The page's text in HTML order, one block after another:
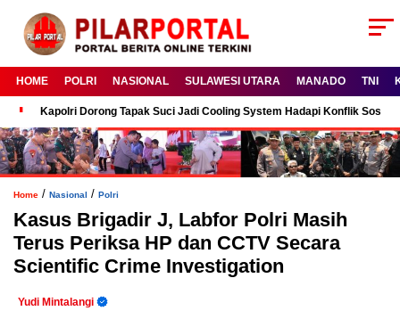
HOME POLRI NASIONAL SULAWESI UTARA MANADO TNI
Kapolri Dorong Tapak Suci Jadi Cooling System Hadapi Konflik Sosial
Home / Nasional / Polri
Kasus Brigadir J, Labfor Polri Masih
Terus Periksa HP dan CCTV Secara
Scientific Crime Investigation
Yudi Mintalangi